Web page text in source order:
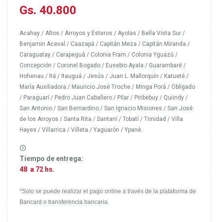
Gs. 40.800
Acahay / Altos / Arroyos y Esteros / Ayolas / Bella Vista Sur /
Benjamin Aceval / Caazapá / Capitán Meza / Capitán Miranda /
Caraguatay / Carapeguá / Colonia Fram / Colonia Yguazú /
Concepción / Coronel Bogado / Eusebio Ayala / Guarambaré /
Hohenau / Itá / Itauguá / Jesús / Juan L. Mallorquín / Katueté /
María Auxiliadora / Mauricio José Troche / Minga Porá / Obligado
/ Paraguarí / Pedro Juan Caballero / Pilar / Piribebuy / Quiindy /
San Antonio / San Bernardino / San Ignacio Misiones / San José
de los Arroyos / Santa Rita / Santaní / Tobatí / Trinidad / Villa
Hayes / Villarrica / Villeta / Yaguarón / Ypané.
Tiempo de entrega:
48 a 72 hs.
*Solo se puede realizar el pago online a través de la plataforma de
Bancard o transferencia bancaria.